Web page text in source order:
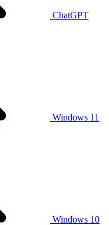
ChatGPT
Windows 11
Windows 10